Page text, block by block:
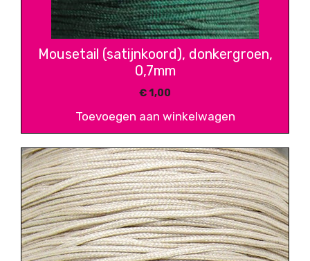
Mousetail (satijnkoord), donkergroen,
0,7mm
€1,00
Toevoegen aan winkelwagen